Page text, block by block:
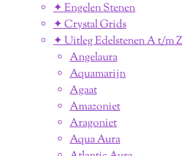
✦ Engelen Stenen
✦ Crystal Grids
✦ Uitleg Edelstenen A t/m Z
Angelaura
Aquamarijn
Agaat
Amazoniet
Aragoniet
Aqua Aura